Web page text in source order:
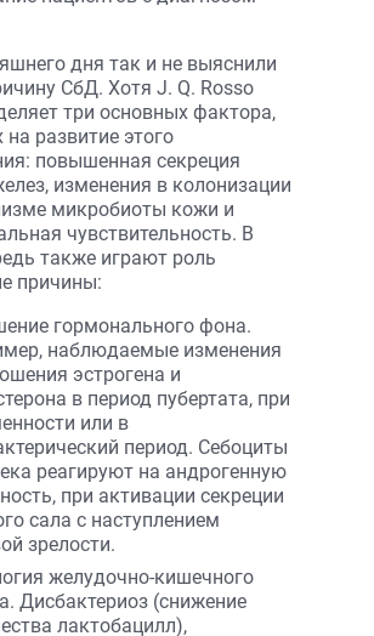
дня так и не выяснили
СбД. Хотя J. Q. Rosso
три основных фактора,
развитие этого
повышенная секреция
изменения в колонизации
микробиоты кожи и
чувствительность. В
также играют роль
причины:
гормонального фона.
наблюдаемые изменения
эстрогена и
в период пубертата, при
или в
период. Себоциты
реагируют на андрогенную
при активации секреции
сала с наступлением
зрелости.
желудочно-кишечного
Дисбактериоз (снижение
лактобацилл),